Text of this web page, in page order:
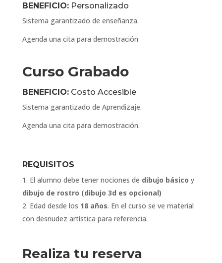
BENEFICIO:Personalizado
Sistema garantizado de enseñanza.
Agenda una cita para demostración
Curso Grabado
BENEFICIO:Costo Accesible
Sistema garantizado de Aprendizaje.
Agenda una cita para demostración.
REQUISITOS
El alumno debe tener nociones de dibujo básico y
dibujo de rostro (dibujo 3d es opcional)
Edad desde los 18 años. En el curso se ve material
con desnudez artística para referencia.
Realiza tu reserva